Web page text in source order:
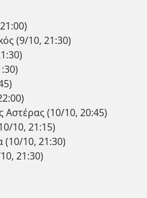
(9/10, 21:30)
(10/10, 20:45)
10, 21:15)
(10/10, 21:30)
21:30)